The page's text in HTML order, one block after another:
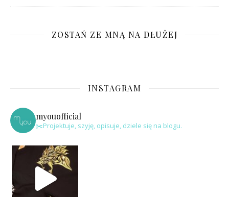
ZOSTAŃ ZE MNĄ NA DŁUŻEJ
INSTAGRAM
myouofficial
✂️Projektuje, szyję, opisuje, dziele się na blogu.